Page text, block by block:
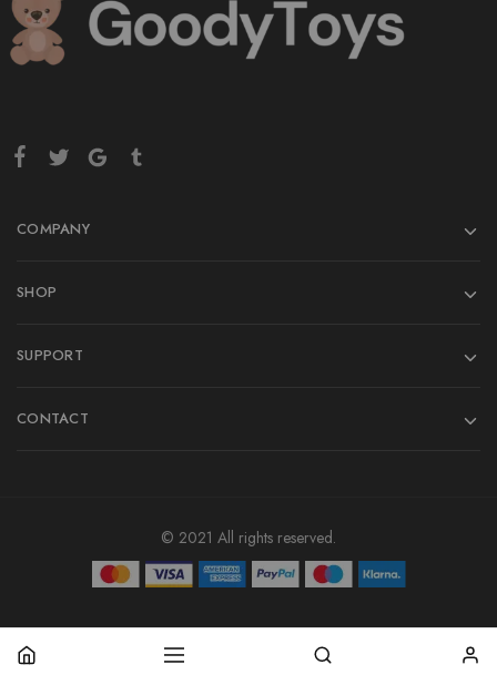
COMPANY
SHOP
SUPPORT
CONTACT
© 2021 All rights reserved.